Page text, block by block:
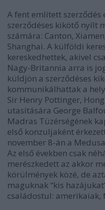
A fent említett szerződés
szerződéses kikötő nyílt
számára: Canton,
Shanghai. A külföldi
kereskedhettek, akivel
Nagy-Britannia arra is
küldjön a szerződéses
kommunikálhattak a
Sir Henry Pottinger,
utasítására George
Madras Tüzérségének
első konzuljaként
november 8-án a
Az első években csak
merészkedett az akkor
körülmények közé, de
maguknak “kis
családostul: